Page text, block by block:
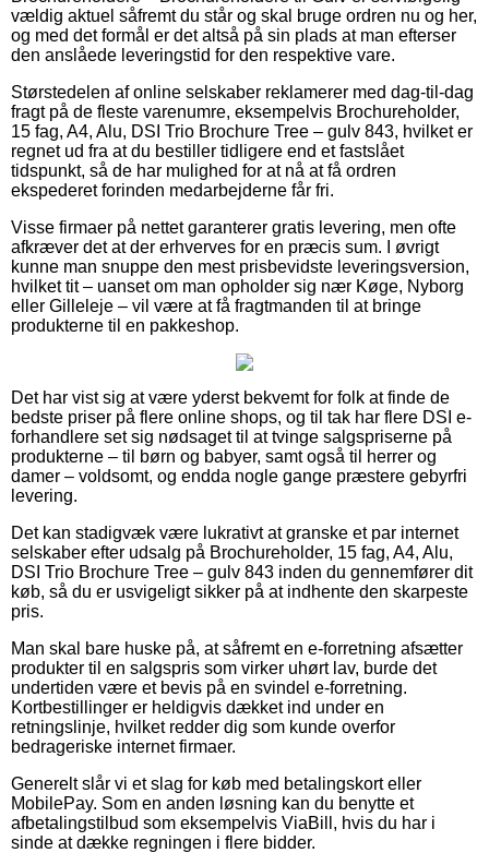
vældig aktuel såfremt du står og skal bruge ordren nu og her,
og med det formål er det altså på sin plads at man efterser
den anslåede leveringstid for den respektive vare.
Størstedelen af online selskaber reklamerer med dag-til-dag
fragt på de fleste varenumre, eksempelvis Brochureholder,
15 fag, A4, Alu, DSI Trio Brochure Tree – gulv 843, hvilket er
regnet ud fra at du bestiller tidligere end et fastslået
tidspunkt, så de har mulighed for at nå at få ordren
ekspederet forinden medarbejderne får fri.
Visse firmaer på nettet garanterer gratis levering, men ofte
afkræver det at der erhverves for en præcis sum. I øvrigt
kunne man snuppe den mest prisbevidste leveringsversion,
hvilket tit – uanset om man opholder sig nær Køge, Nyborg
eller Gilleleje – vil være at få fragtmanden til at bringe
produkterne til en pakkeshop.
Det har vist sig at være yderst bekvemt for folk at finde de
bedste priser på flere online shops, og til tak har flere DSI e-
forhandlere set sig nødsaget til at tvinge salgspriserne på
produkterne – til børn og babyer, samt også til herrer og
damer – voldsomt, og endda nogle gange præstere gebyrfri
levering.
Det kan stadigvæk være lukrativt at granske et par internet
selskaber efter udsalg på Brochureholder, 15 fag, A4, Alu,
DSI Trio Brochure Tree – gulv 843 inden du gennemfører dit
køb, så du er usvigeligt sikker på at indhente den skarpeste
pris.
Man skal bare huske på, at såfremt en e-forretning afsætter
produkter til en salgspris som virker uhørt lav, burde det
undertiden være et bevis på en svindel e-forretning.
Kortbestillinger er heldigvis dækket ind under en
retningslinje, hvilket redder dig som kunde overfor
bedrageriske internet firmaer.
Generelt slår vi et slag for køb med betalingskort eller
MobilePay. Som en anden løsning kan du benytte et
afbetalingstilbud som eksempelvis ViaBill, hvis du har i
sinde at dække regningen i flere bidder.